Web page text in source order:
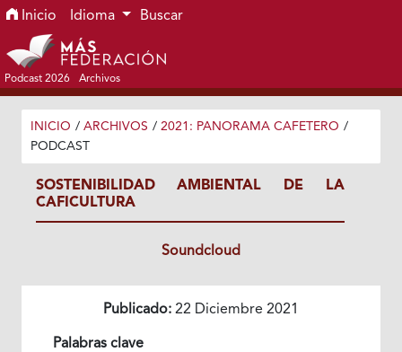
Ir al menú de navegación principal
Ir al contenido principal
Ir al pie de página del sitio
Inicio Idioma Buscar
Podcast 2026 Archivos
INICIO / ARCHIVOS / 2021: PANORAMA CAFETERO /
PODCAST
SOSTENIBILIDAD AMBIENTAL DE LA
CAFICULTURA
Soundcloud
Publicado: 22 Diciembre 2021
Palabras clave